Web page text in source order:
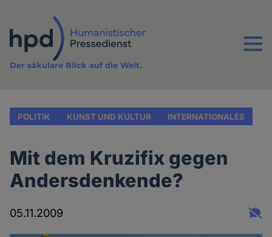
Inhalt
Menu
Der säkulare Blick auf die Welt.
POLITIK KUNST UND KULTUR INTERNATIONALES
Mit dem Kruzifix gegen
Andersdenkende?
05.11.2009